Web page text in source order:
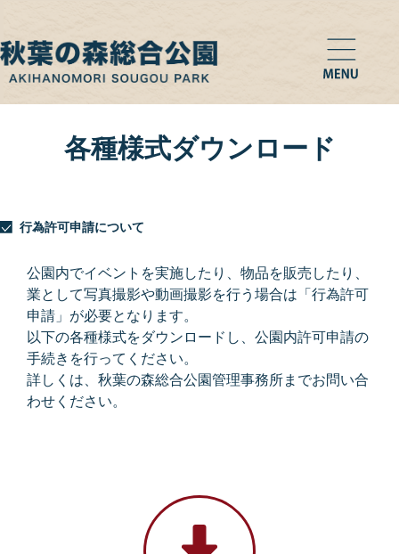
各種様式ダウンロード
行為許可申請について
公園内でイベントを実施したり、物品を販売したり、
業として写真撮影や動画撮影を行う場合は「行為許可
申請」が必要となります。
以下の各種様式をダウンロードし、公園内許可申請の
手続きを行ってください。
詳しくは、秋葉の森総合公園管理事務所までお問い合
わせください。